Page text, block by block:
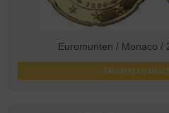
Euromunten / Monaco /
Melding bij